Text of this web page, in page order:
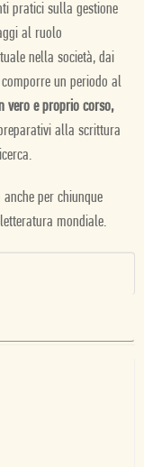
pratici sulla gestione
al ruolo
nella società, dai
un periodo al
vero e proprio corso,
alla scrittura
per chiunque
mondiale.